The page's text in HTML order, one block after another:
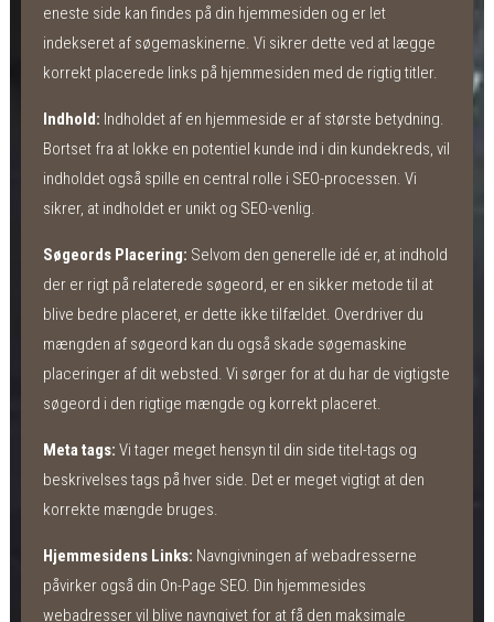
eneste side kan findes på din hjemmesiden og er let
indekseret af søgemaskinerne. Vi sikrer dette ved at lægge
korrekt placerede links på hjemmesiden med de rigtig titler.
Indhold: Indholdet af en hjemmeside er af største betydning.
Bortset fra at lokke en potentiel kunde ind i din kundekreds, vil
indholdet også spille en central rolle i SEO-processen. Vi
sikrer, at indholdet er unikt og SEO-venlig.
Søgeords Placering: Selvom den generelle idé er, at indhold
der er rigt på relaterede søgeord, er en sikker metode til at
blive bedre placeret, er dette ikke tilfældet. Overdriver du
mængden af søgeord kan du også skade søgemaskine
placeringer af dit websted. Vi sørger for at du har de vigtigste
søgeord i den rigtige mængde og korrekt placeret.
Meta tags: Vi tager meget hensyn til din side titel-tags og
beskrivelses tags på hver side. Det er meget vigtigt at den
korrekte mængde bruges.
Hjemmesidens Links: Navngivningen af webadresserne
påvirker også din On-Page SEO. Din hjemmesides
webadresser vil blive navngivet for at få den maksimale